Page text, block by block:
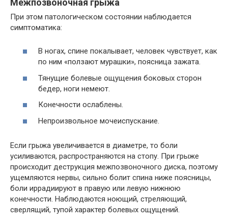
При этом патологическом состоянии наблюдается
симптоматика:
В ногах, спине покалывает, человек чувствует, как
по ним «ползают мурашки», поясница зажата.
Тянущие болевые ощущения боковых сторон
бедер, ноги немеют.
Конечности ослаблены.
Непроизвольное мочеиспускание.
Если грыжа увеличивается в диаметре, то боли
усиливаются, распространяются на стопу. При грыже
происходит деструкция межпозвоночного диска, поэтому
ущемляются нервы, сильно болит спина ниже поясницы,
боли иррадиируют в правую или левую нижнюю
конечности. Наблюдаются ноющий, стреляющий,
сверлящий, тупой характер болевых ощущений.